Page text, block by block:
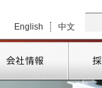
English
中文
会社情報